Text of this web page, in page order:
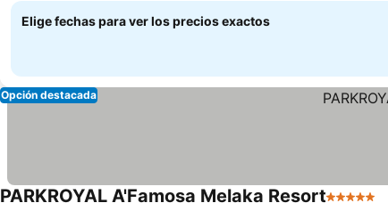
Elige fechas para ver los precios exactos
Opción destacada
PARKROYAL A'Famosa Melaka Resort